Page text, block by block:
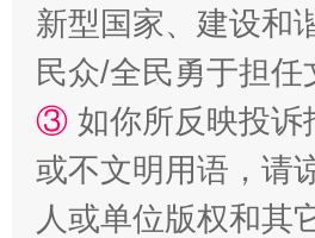
漫山遍野的桃花与雪山、麦地、白
新型国家、建设和
民众/全民勇于担
③ 如你所反映投诉
或不文明用语，请
人或单位版权和其